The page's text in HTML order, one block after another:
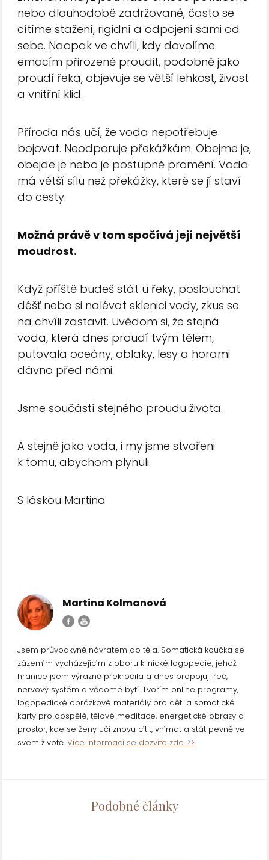
nebo dlouhodobě zadržované, často se
cítíme stažení, rigidní a odpojení sami od
sebe. Naopak ve chvíli, kdy dovolíme
emocím přirozeně proudit, podobně jako
proudí řeka, objevuje se větší lehkost, živost
a vnitřní klid.
Příroda nás učí, že voda nepotřebuje
bojovat. Neodporuje překážkám. Obejme je,
obejde je nebo je postupně promění. Voda
má větší sílu než překážky, které se jí staví
do cesty.
Možná právě v tom spočívá její největší
moudrost.
Když příště budeš stát u řeky, poslouchat
déšť nebo si nalévat sklenici vody, zkus se
na chvíli zastavit. Uvědom si, že stejná
voda, která dnes proudí tvým tělem,
putovala oceány, oblaky, lesy a horami
dávno před námi.
Jsme součástí stejného proudu života.
A stejně jako voda, i my jsme stvořeni
k tomu, abychom plynuli.
S láskou Martina
Martina Kolmanová
Jsem průvodkyně návratem do těla. Somatická koučka se
zázemím vycházejícím z oboru klinické logopedie, jehož
hranice jsem výrazně překročila a dnes propojuji řeč,
nervový systém a vědomé bytí. Tvořím online programy,
logopedické obrázkové materiály pro děti a somatické
karty pro dospělé, tělové meditace, energetické obrazy a
prostor, kde se ženy učí znovu cítit, vnímat a stát pevně ve
svém životě.Více informací se dozvíte zde. >>
Podobné články